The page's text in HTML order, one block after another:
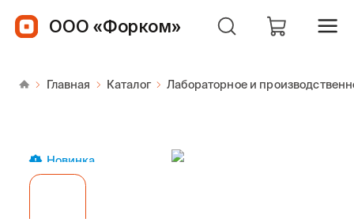
ООО «Форком»
Главная Каталог Лабораторное и
Новинка